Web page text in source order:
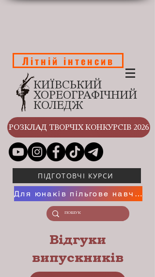
КИЇВСЬКИЙ
ХОРЕОГРАФІЧНИЙ
КОЛЕДЖ
Літній інтенсив
РОЗКЛАД ТВОРЧІХ КОНКУРСІВ 2026
ПІДГОТОВЧІ КУРСИ
Для юнаків пільгове навчання
Відгуки
випускників